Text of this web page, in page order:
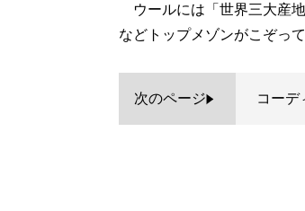
ウールには「世界三大産
などトップメゾンがこぞっ
次のページ コー